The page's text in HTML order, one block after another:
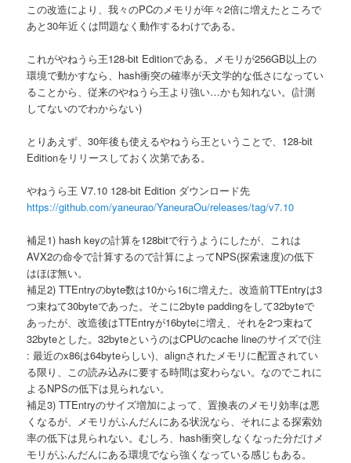
この改造により、我々のPCのメモリが年々2倍に増えたところで
あと30年近くは問題なく動作するわけである。
これがやねうら王128-bit Editionである。メモリが256GB以上の
環境で動かすなら、hash衝突の確率が天文学的な低さになってい
ることから、従来のやねうら王より強い…かも知れない。(計測
してないのでわからない)
とりあえず、30年後も使えるやねうら王ということで、128-bit
Editionをリリースしておく次第である。
やねうら王 V7.10 128-bit Edition ダウンロード先
https://github.com/yaneurao/YaneuraOu/releases/tag/v7.10
補足1) hash keyの計算を128bitで行うようにしたが、これは
AVX2の命令で計算するので計算によってNPS(探索速度)の低下
はほぼ無い。
補足2) TTEntryのbyte数は10から16に増えた。改造前TTEntryは3
つ束ねて30byteであった。そこに2byte paddingをして32byteで
あったが、改造後はTTEntryが16byteに増え、それを2つ束ねて
32byteとした。32byteというのはCPUのcache lineのサイズで(注
: 最近のx86は64byteらしい)、alignされたメモリに配置されてい
る限り、この読み込みに要する時間は変わらない。なのでこれに
よるNPSの低下は見られない。
補足3) TTEntryのサイズ増加によって、置換表のメモリ効率は悪
くなるが、メモリがふんだんにある状況なら、それによる探索効
率の低下は見られない。むしろ、hash衝突しなくなった分だけメ
モリがふんだんにある環境でなら強くなっている感じもある。